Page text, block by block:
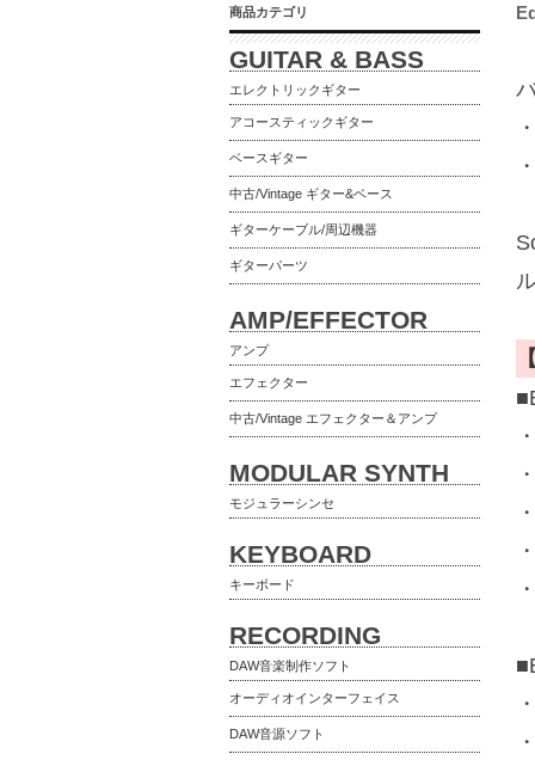
商品カテゴリ
GUITAR & BASS
エレクトリックギター
アコースティックギター
ベースギター
中古/Vintage ギター&ベース
ギターケーブル/周辺機器
ギターパーツ
AMP/EFFECTOR
アンプ
エフェクター
中古/Vintage エフェクター＆アンプ
MODULAR SYNTH
モジュラーシンセ
KEYBOARD
キーボード
RECORDING
DAW音楽制作ソフト
オーディオインターフェイス
DAW音源ソフト